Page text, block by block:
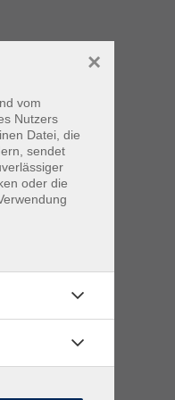
vom
Nutzers
Datei, die
sendet
oder die
×